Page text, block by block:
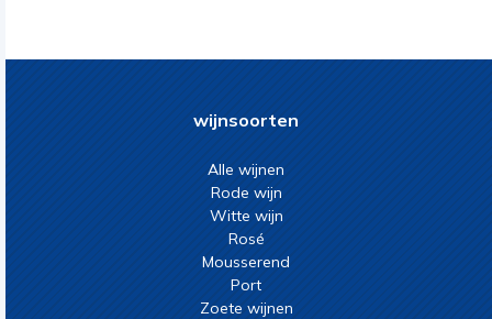
wijnsoorten
Alle wijnen
Rode wijn
Witte wijn
Rosé
Mousserend
Port
Zoete wijnen